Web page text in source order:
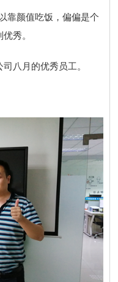
靠颜值吃饭，偏偏是个
秀。
八月的优秀员工。